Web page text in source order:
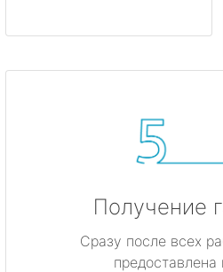
Получение
Сразу после всех
предоставлена